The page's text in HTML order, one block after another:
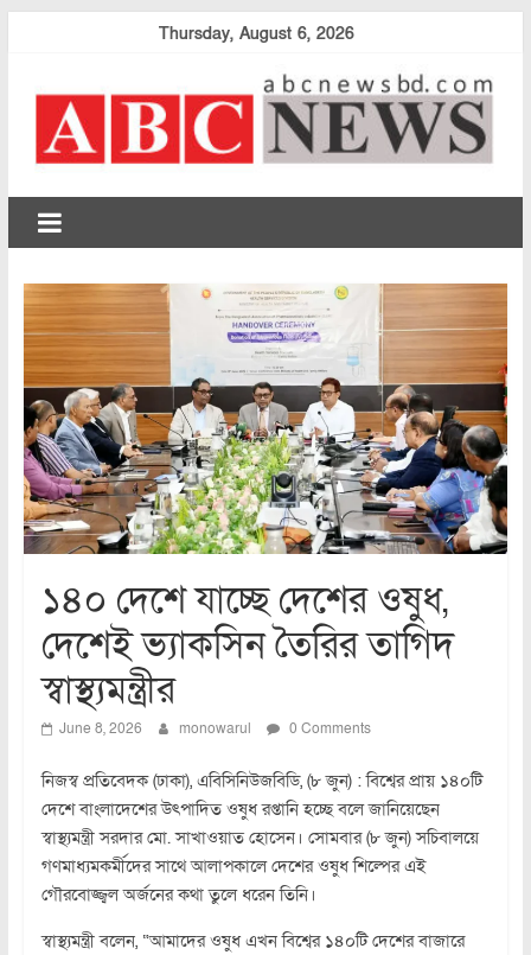
Thursday, August 6, 2026
abcnewsbd
১৪০ দেশে যাচ্ছে দেশের ওষুধ,
দেশেই ভ্যাকসিন তৈরির তাগিদ
স্বাস্থ্যমন্ত্রীর
June 8, 2026 monowarul 0 Comments
নিজস্ব প্রতিবেদক (ঢাকা), এবিসিনিউজবিডি, (৮ জুন) : বিশ্বের প্রায় ১৪০টি
দেশে বাংলাদেশের উৎপাদিত ওষুধ রপ্তানি হচ্ছে বলে জানিয়েছেন
স্বাস্থ্যমন্ত্রী সরদার মো. সাখাওয়াত হোসেন। সোমবার (৮ জুন) সচিবালয়ে
গণমাধ্যমকর্মীদের সাথে আলাপকালে দেশের ওষুধ শিল্পের এই
গৌরবোজ্জ্বল অর্জনের কথা তুলে ধরেন তিনি।
স্বাস্থ্যমন্ত্রী বলেন, “আমাদের ওষুধ এখন বিশ্বের ১৪০টি দেশের বাজারে